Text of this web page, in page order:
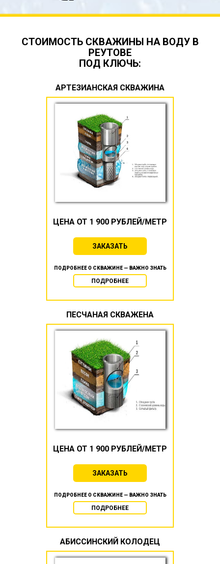
СТОИМОСТЬ СКВАЖИНЫ НА ВОДУ В
РЕУТОВЕ
ПОД КЛЮЧЬ:
АРТЕЗИАНСКАЯ СКВАЖИНА
ЦЕНА ОТ 1 900 РУБЛЕЙ/МЕТР
ЗАКАЗАТЬ
ПОДРОБНЕЕ О СКВАЖИНЕ — ВАЖНО ЗНАТЬ
ПОДРОБНЕЕ
ПЕСЧАНАЯ СКВАЖЕНА
ЦЕНА ОТ 1 900 РУБЛЕЙ/МЕТР
ЗАКАЗАТЬ
ПОДРОБНЕЕ О СКВАЖИНЕ — ВАЖНО ЗНАТЬ
ПОДРОБНЕЕ
АБИССИНСКИЙ КОЛОДЕЦ